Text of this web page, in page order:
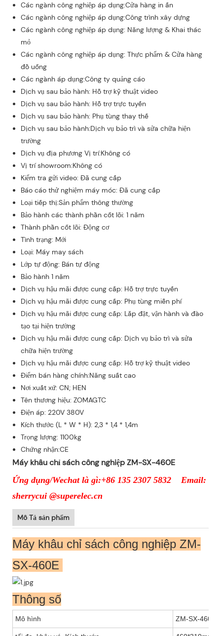
Các ngành công nghiệp áp dụng:Cửa hàng in ấn
Các ngành công nghiệp áp dụng:Công trình xây dựng
Các ngành công nghiệp áp dụng: Năng lượng & Khai thác
mỏ
Các ngành công nghiệp áp dụng: Thực phẩm & Cửa hàng
đồ uống
Các ngành áp dụng:Công ty quảng cáo
Dịch vụ sau bảo hành: Hỗ trợ kỹ thuật video
Dịch vụ sau bảo hành: Hỗ trợ trực tuyến
Dịch vụ sau bảo hành: Phụ tùng thay thế
Dịch vụ sau bảo hành:Dịch vụ bảo trì và sửa chữa hiện
trường
Dịch vụ địa phương Vị trí:Không có
Vị trí showroom:Không có
Kiểm tra gửi video: Đã cung cấp
Báo cáo thử nghiệm máy móc: Đã cung cấp
Loại tiếp thị:Sản phẩm thông thường
Bảo hành các thành phần cốt lõi: 1 năm
Thành phần cốt lõi: Động cơ
Tình trạng: Mới
Loại: Máy may sách
Lớp tự động: Bán tự động
Bảo hành 1 năm
Dịch vụ hậu mãi được cung cấp: Hỗ trợ trực tuyến
Dịch vụ hậu mãi được cung cấp: Phụ tùng miễn phí
Dịch vụ hậu mãi được cung cấp: Lắp đặt, vận hành và đào
tạo tại hiện trường
Dịch vụ hậu mãi được cung cấp: Dịch vụ bảo trì và sửa
chữa hiện trường
Dịch vụ hậu mãi được cung cấp: Hỗ trợ kỹ thuật video
Điểm bán hàng chính:Năng suất cao
Nơi xuất xứ: CN; HEN
Tên thương hiệu: ZOMAGTC
Điện áp: 220V 380V
Kích thước (L * W * H): 2,3 * 1,4 * 1,4m
Trọng lượng: 1100kg
Chứng nhận:CE
Máy khâu chỉ sách công nghiệp ZM-SX-460E
Ứng dụng/Wechat là gì:+86 135 2307 5832 Email:
sherrycui @superelec.cn
Mô Tả sản phẩm
Máy khâu chỉ sách công nghiệp ZM-
SX-460E
Thông số
Mô hình ZM-SX-460E